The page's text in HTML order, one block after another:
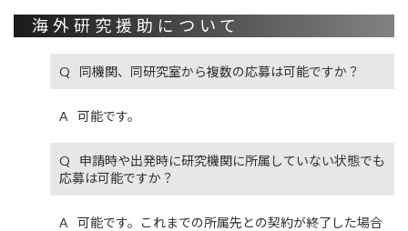
海外研究援助について
同機関、同研究室から複数の応募は可能ですか？
可能です。
申請時や出発時に研究機関に所属していない状態でも
応募は可能ですか？
可能です。これまでの所属先との契約が終了した場合